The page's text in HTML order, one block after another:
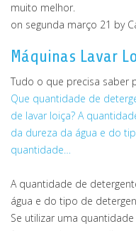
muito melhor.
on segunda março 21 by
Máquinas Lavar
Tudo o que precisa saber
Que quantidade de
de lavar loiça? A
da dureza da água e do
quantidade…
A quantidade de
água e do tipo de
Se utilizar uma